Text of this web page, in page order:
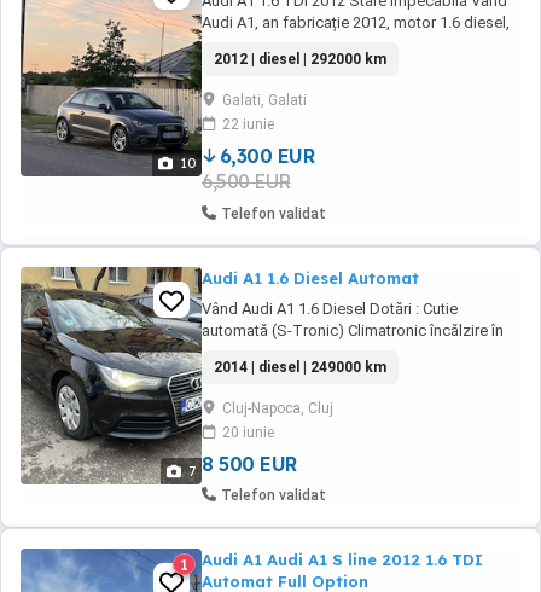
10
Audi A1, an fabricație 2012, motor 1.6 diesel,
perfectă stare de funcționare. Motor fiabil și
economic Schimb ulei efectuat recent (mai
2026) Plăcuțe de frână schimbate recent Fără
probleme mecanice ...
2012 | diesel | 292000 km
Galati, Galati
22 iunie
6,300 EUR
6,500 EUR
Telefon validat
7
Audi A1 1.6 Diesel Automat
Vând Audi A1 1.6 Diesel Dotări : Cutie
automată (S-Tronic) Climatronic încălzire în
Faruri Xenon Day-light Led Semnalizari led 4
geamuri electrice Reglaj electric al oglinzilor
Mașina rulează fără nici un fel de
problemă,are schimburile de ulei făcute la ...
2014 | diesel | 249000 km
Cluj-Napoca, Cluj
20 iunie
8 500 EUR
Telefon validat
1
Audi A1 Audi A1 S line 2012 1.6 TDI
Automat Full Option